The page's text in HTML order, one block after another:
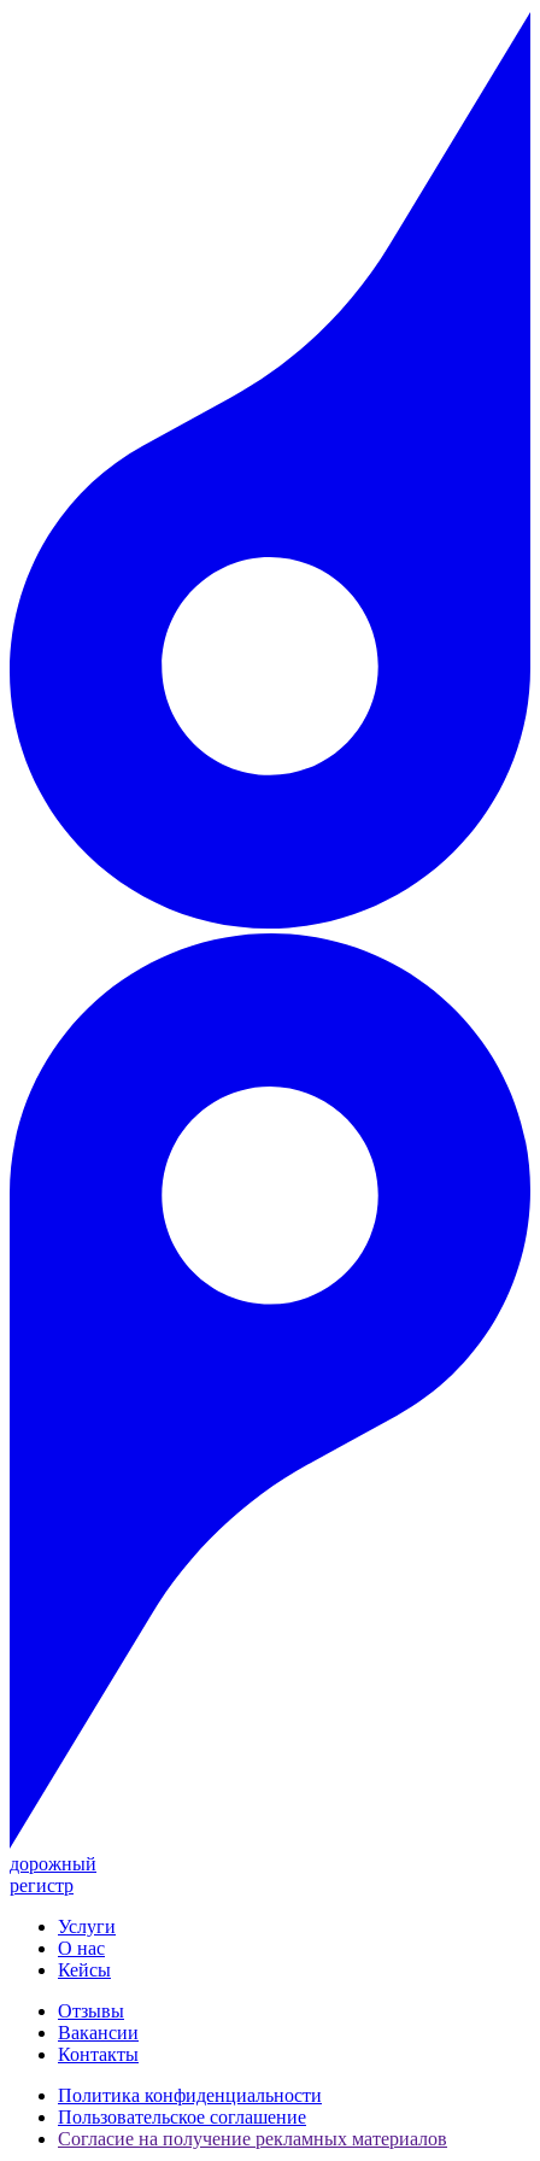
дорожный
регистр
Услуги
О нас
Кейсы
Отзывы
Вакансии
Контакты
Политика конфиденциальности
Пользовательское соглашение
Согласие на получение рекламных материалов